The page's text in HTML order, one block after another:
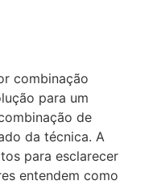
combinação
para um
de
da técnica. A
para esclarecer
entendem como